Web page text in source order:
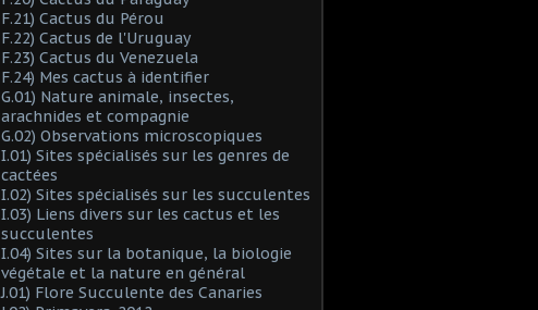
F.21) Cactus du Pérou
F.22) Cactus de l'Uruguay
F.23) Cactus du Venezuela
F.24) Mes cactus à identifier
G.01) Nature animale, insectes,
arachnides et compagnie
G.02) Observations microscopiques
I.01) Sites spécialisés sur les genres de
cactées
I.02) Sites spécialisés sur les succulentes
I.03) Liens divers sur les cactus et les
succulentes
I.04) Sites sur la botanique, la biologie
végétale et la nature en général
J.01) Flore Succulente des Canaries